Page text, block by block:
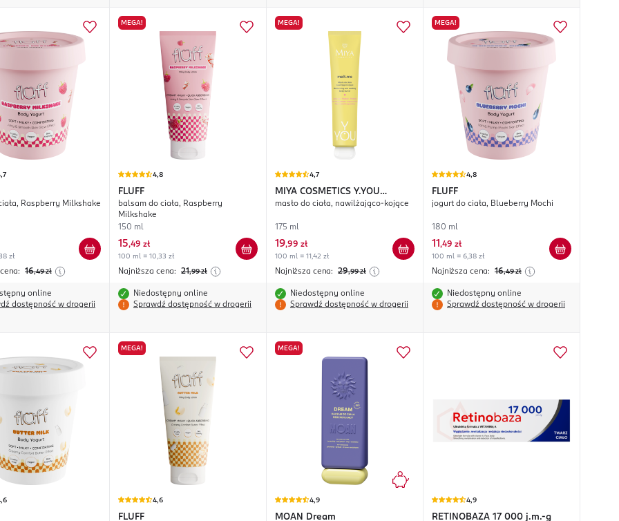
Raspberry Milkshake
zł
16,49 zł
online
dostępność w drogerii
MEGA!
4,8
FLUFF
balsam do ciała, Raspberry
Milkshake
150 ml
15,49 zł
100 ml = 10,33 zł
Najniższa cena: 21,99 zł
Niedostępny online
Sprawdź dostępność w drogerii
MEGA!
4,7
MIYA COSMETICS Y.YOU
melt.me
masło do ciała, nawilżająco-kojące
175 ml
19,99 zł
100 ml = 11,42 zł
Najniższa cena: 29,99 zł
Niedostępny online
Sprawdź dostępność w drogerii
MEGA!
4,8
FLUFF
jogurt do ciała, Blueberry Mochi
180 ml
11 ,49 zł
100 ml = 6,38 zł
Najniższa cena: 16,49 zł
Niedostępny online
Sprawdź dostępność w drogerii
MEGA!
4,6
FLUFF
MEGA!
4,9
MOAN Dream
4,9
RETINOBAZA 17 000 j.m.-g